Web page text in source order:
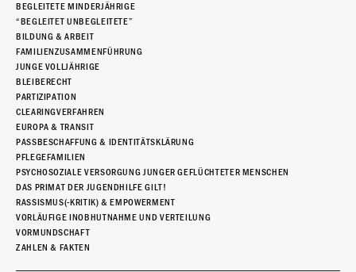
BEGLEITETE MINDERJÄHRIGE
“BEGLEITET UNBEGLEITETE”
BILDUNG & ARBEIT
FAMILIENZUSAMMENFÜHRUNG
JUNGE VOLLJÄHRIGE
BLEIBERECHT
PARTIZIPATION
CLEARINGVERFAHREN
EUROPA & TRANSIT
PASSBESCHAFFUNG & IDENTITÄTSKLÄRUNG
PFLEGEFAMILIEN
PSYCHOSOZIALE VERSORGUNG JUNGER GEFLÜCHTETER MENSCHEN
DAS PRIMAT DER JUGENDHILFE GILT!
RASSISMUS(-KRITIK) & EMPOWERMENT
VORLÄUFIGE INOBHUTNAHME UND VERTEILUNG
VORMUNDSCHAFT
ZAHLEN & FAKTEN